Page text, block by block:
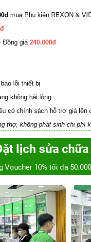
mua Phụ kiện REXON &
Đồng giá 240.000đ
lỗi thiết bị
không hài lòng
có chính sách hỗ trợ giá lên
thợ, không phát sinh chi phí
lịch sửa chữa
Voucher 10% tối đa